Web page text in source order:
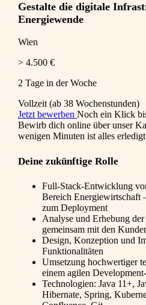
Gestalte die digitale
Energiewende
Wien
> 4.500 €
2 Tage in der Woche
Vollzeit (ab 38 Wochenstunden)
Jetzt bewerben Noch ein Klick
Bewirb dich online über unser
wenigen Minuten ist alles
Deine zukünftige Rolle
Full-Stack-Entwicklung
Bereich
zum Deployment
Analyse und Erhebung
gemeinsam mit den
Design, Konzeption und
Funktionalitäten
Umsetzung hochwertiger
einem agilen
Technologien: Java 11+,
Hibernate, Spring,